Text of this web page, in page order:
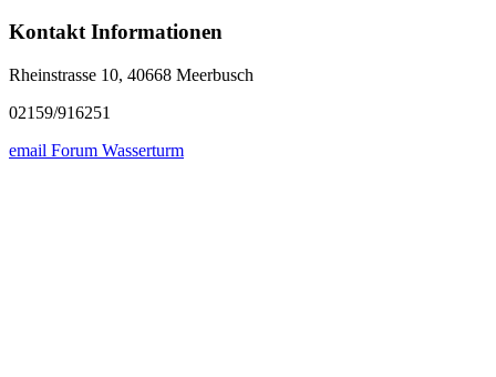
Kontakt Informationen
Rheinstrasse 10, 40668 Meerbusch
02159/916251
email Forum Wasserturm